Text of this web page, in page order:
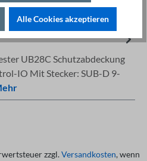
UB28C Schutzabdeckung
IO Mit Stecker: SUB-D 9-
zzgl. Versandkosten, wenn
Alle Cookies akzeptieren